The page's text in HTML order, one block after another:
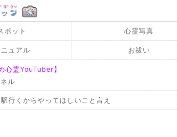
ポット 心霊写真
ュアル お祓い
心霊YouTuber】
ル
駅行くからやってほしいこと言え